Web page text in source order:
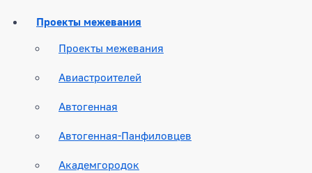
Проекты межевания
Проекты межевания
Авиастроителей
Автогенная
Автогенная-Панфиловцев
Академгородок